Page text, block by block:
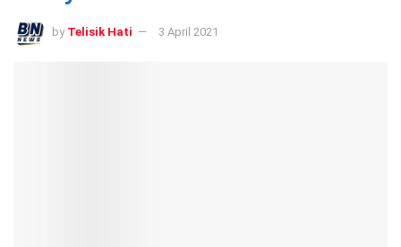
by Telisik Hati 3 April 2021